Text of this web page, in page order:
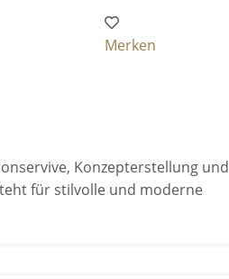
Merken
Konzepterstellung und
für stilvolle und moderne